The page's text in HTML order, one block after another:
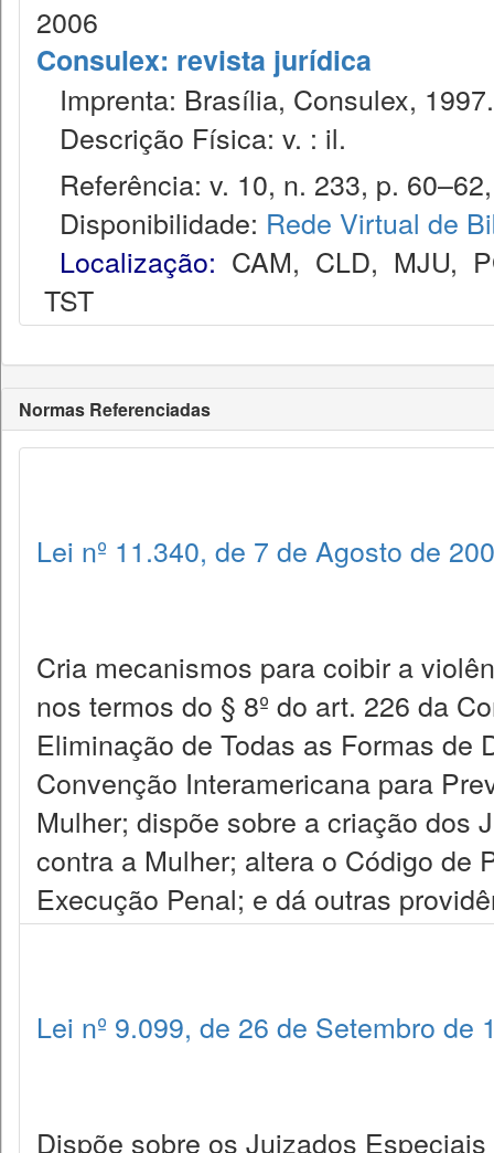
2006
Consulex: revista jurídica
Imprenta: Brasília, Consulex, 1997.
Descrição Física: v. : il.
Referência: v. 10, n. 233, p.
Disponibilidade: Rede Virtual de
Localização: CAM, CLD, MJU,
TST
Normas Referenciadas
Lei nº 11.340, de 7 de Agosto de
Cria mecanismos para coibir a
nos termos do § 8º do art. 226 da
Eliminação de Todas as Formas de
Convenção Interamericana para
Mulher; dispõe sobre a criação dos
contra a Mulher; altera o Código de
Execução Penal; e dá outras
Lei nº 9.099, de 26 de Setembro de
Dispõe sobre os Juizados